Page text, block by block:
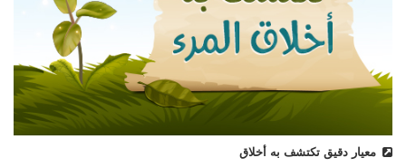
معيار دقيق تكتشف به أخلاق